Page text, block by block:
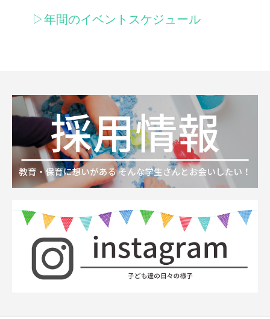
▷年間のイベントスケジュール